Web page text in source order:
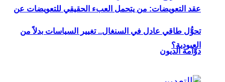
عقد التعويضات: من يتحمل العبء الحقيقي للتعويضات عن
العبودية؟
تحوُّل طاقي عادل في السنغال.. تغيير السياسات بدلاً من
دوّامة الديون